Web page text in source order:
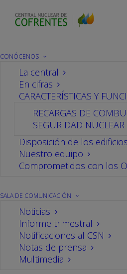
CONÓCENOS
La central
En cifras
CARACTERÍSTICAS Y
RECARGAS DE
SEGURIDAD NUCLEAR
Disposición de los edificios
Nuestro equipo
Comprometidos con los
SALA DE COMUNICACIÓN
Noticias
Informe trimestral
Notificaciones al CSN
Notas de prensa
Multimedia
Sala de comunicación
Jornada de
Sociedad
03/03/2022 En central, Visitas